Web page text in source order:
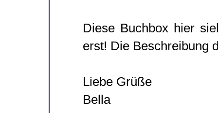
Diese Buchbox hier
erst! Die Beschreibung
Liebe Grüße
Bella